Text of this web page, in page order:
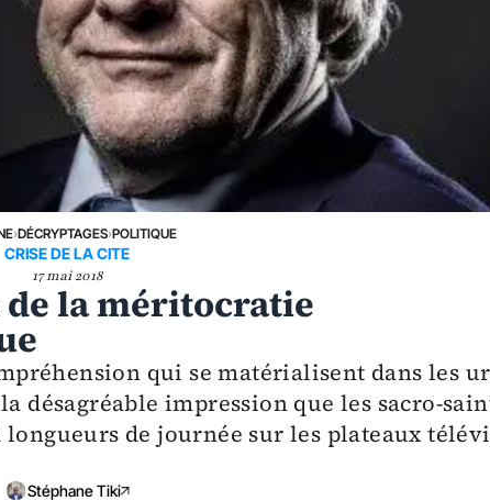
›DÉCRYPTAGES›POLITIQUE
CRISE DE LA CITE
17 mai 2018
la méritocratie
qui se matérialisent dans les
désagréable impression que les sacro-
de journée sur les plateaux
Stéphane Tiki